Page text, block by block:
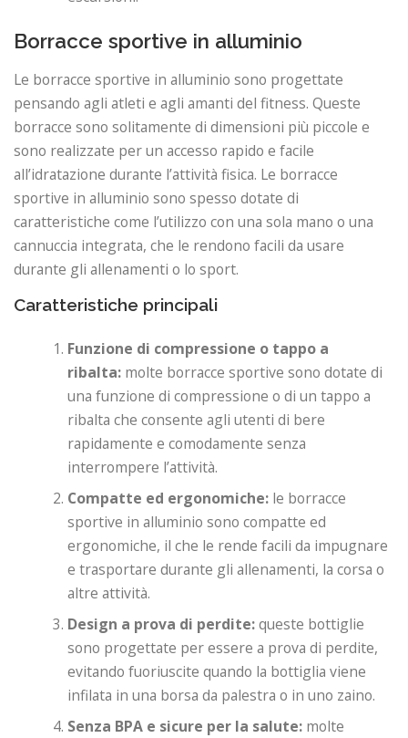
Borracce sportive in alluminio
Le borracce sportive in alluminio sono progettate
pensando agli atleti e agli amanti del fitness. Queste
borracce sono solitamente di dimensioni più piccole e
sono realizzate per un accesso rapido e facile
all’idratazione durante l’attività fisica. Le borracce
sportive in alluminio sono spesso dotate di
caratteristiche come l’utilizzo con una sola mano o una
cannuccia integrata, che le rendono facili da usare
durante gli allenamenti o lo sport.
Caratteristiche principali
Funzione di compressione o tappo a
ribalta: molte borracce sportive sono dotate di
una funzione di compressione o di un tappo a
ribalta che consente agli utenti di bere
rapidamente e comodamente senza
interrompere l’attività.
Compatte ed ergonomiche: le borracce
sportive in alluminio sono compatte ed
ergonomiche, il che le rende facili da impugnare
e trasportare durante gli allenamenti, la corsa o
altre attività.
Design a prova di perdite:queste bottiglie
sono progettate per essere a prova di perdite,
evitando fuoriuscite quando la bottiglia viene
infilata in una borsa da palestra o in uno zaino.
Senza BPA e sicure per la salute: molte